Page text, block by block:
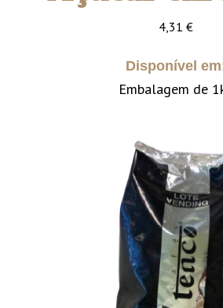
4,31 €
Disponível
Embalagem de